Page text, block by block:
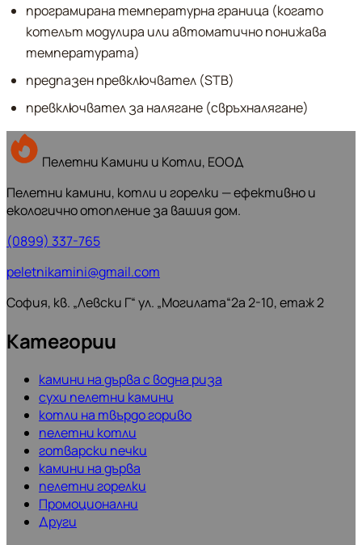
програмирана температурна граница (когато
котелът модулира или автоматично понижава
температурата)
предпазен превключвател (STB)
превключвател за налягане (свръхналягане)
Пелетни Камини и Котли, ЕООД
Пелетни камини, котли и горелки — ефективно и
екологично отопление за вашия дом.
(0899) 337-765
peletnikamini@gmail.com
София, кв. „Левски Г“ ул. „Могилата“2а 2-10, етаж 2
Категории
камини на дърва с водна риза
сухи пелетни камини
котли на твърдо гориво
пелетни котли
готварски печки
камини на дърва
пелетни горелки
Промоционални
Други